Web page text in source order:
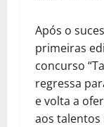
Após o
primeiras
concurso
regressa
e volta a
aos talentos